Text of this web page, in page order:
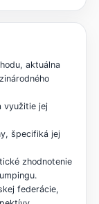
aktuálna
využitie jej
špecifiká jej
zhodnotenie
federácie,